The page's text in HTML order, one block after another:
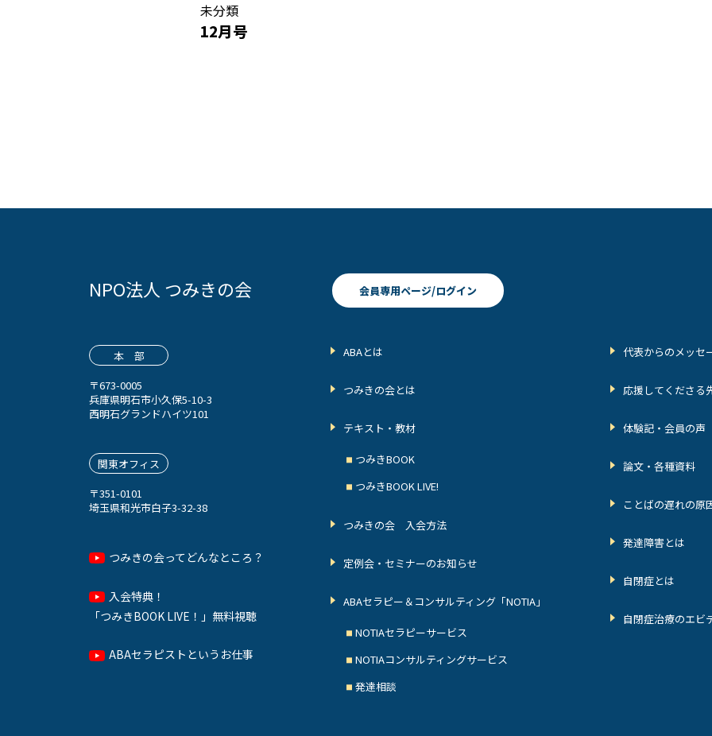
未分類
12月号
NPO法人 つみきの会
本 部
〒673-0005
兵庫県明石市小久保5-10-3
西明石グランドハイツ101
関東オフィス
〒351-0101
埼玉県和光市白子3-32-38
つみきの会ってどんなところ？
入会特典！
「つみきBOOK LIVE！」無料視聴
ABAセラピストというお仕事
会員専用ページ/ログイン
ABAとは
つみきの会とは
テキスト・教材
つみきBOOK
つみきBOOK LIVE!
つみきの会 入会方法
定例会・セミナーのお知らせ
ABAセラピー＆コンサルティング「NOTIA」
NOTIAセラピーサービス
NOTIAコンサルティングサービス
発達相談
代表からのメッセ
応援してくださる
体験記・会員の声
論文・各種資料
ことばの遅れの原
発達障害とは
自閉症とは
自閉症治療のエビ